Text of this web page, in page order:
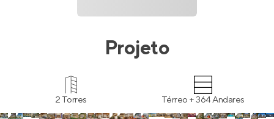
Projeto
2 Torres Térreo + 364 Andares